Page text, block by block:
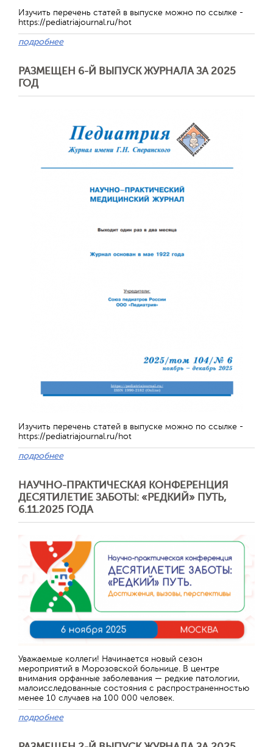
Изучить перечень статей в выпуске можно по ссылке -
https://pediatriajournal.ru/hot
подробнее
РАЗМЕЩЕН 6-Й ВЫПУСК ЖУРНАЛА ЗА 2025
ГОД
Изучить перечень статей в выпуске можно по ссылке -
https://pediatriajournal.ru/hot
подробнее
НАУЧНО-ПРАКТИЧЕСКАЯ КОНФЕРЕНЦИЯ
ДЕСЯТИЛЕТИЕ ЗАБОТЫ: «РЕДКИЙ» ПУТЬ,
6.11.2025 ГОДА
Уважаемые коллеги! Начинается новый сезон
мероприятий в Морозовской больнице. В центре
внимания орфанные заболевания — редкие патологии,
малоисследованные состояния с распространенностью
менее 10 случаев на 100 000 человек.
подробнее
Обратная
Отправить